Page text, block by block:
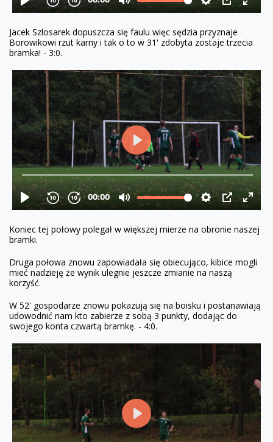
Jacek Szlosarek dopuszcza się faulu więc sędzia przyznaje
Borowikowi rzut karny i tak o to w 31' zdobyta zostaje trzecia
bramka! - 3:0.
Koniec tej połowy polegał w większej mierze na obronie naszej
bramki.
Druga połowa znowu zapowiadała się obiecująco, kibice mogli
mieć nadzieję że wynik ulegnie jeszcze zmianie na naszą
korzyść.
W 52' gospodarze znowu pokazują się na boisku i postanawiają
udowodnić nam kto zabierze z sobą 3 punkty, dodając do
swojego konta czwartą bramkę. - 4:0.